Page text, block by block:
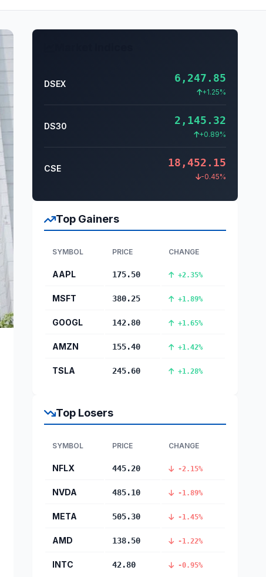
DSEX 6,247.85
+1.25%
DS30 2,145.32
+0.89%
CSE 18,452.15
-0.45%
Top Gainers
SYMBOL PRICE CHANGE
AAPL 175.50 +2.35%
MSFT 380.25 +1.89%
GOOGL 142.80 +1.65%
AMZN 155.40 +1.42%
TSLA 245.60 +1.28%
Top Losers
SYMBOL PRICE CHANGE
NFLX 445.20 -2.15%
NVDA 485.10 -1.89%
META 505.30 -1.45%
AMD 138.50 -1.22%
INTC 42.80 -0.95%